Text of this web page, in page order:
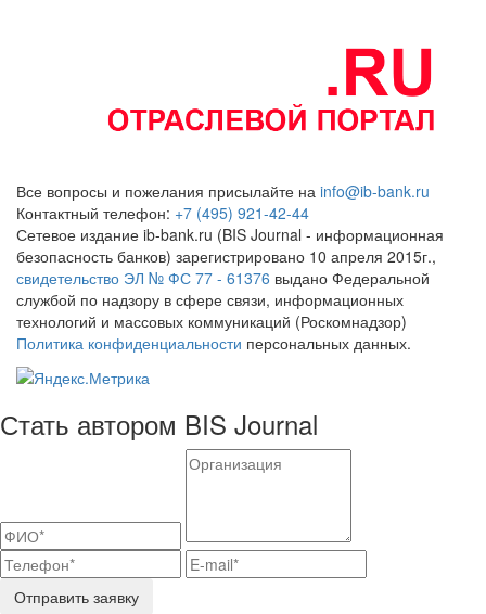
Все вопросы и пожелания присылайте на info@ib-bank.ru
Контактный телефон: +7 (495) 921-42-44
Сетевое издание ib-bank.ru (BIS Journal - информационная
безопасность банков) зарегистрировано 10 апреля 2015г.,
свидетельство ЭЛ № ФС 77 - 61376 выдано Федеральной
службой по надзору в сфере связи, информационных
технологий и массовых коммуникаций (Роскомнадзор)
Политика конфиденциальности персональных данных.
Стать автором BIS Journal
Отправить заявку